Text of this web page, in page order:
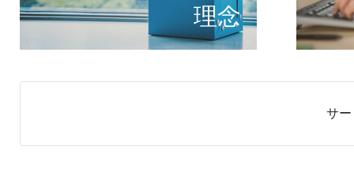
理念
もしもが描く未
サ